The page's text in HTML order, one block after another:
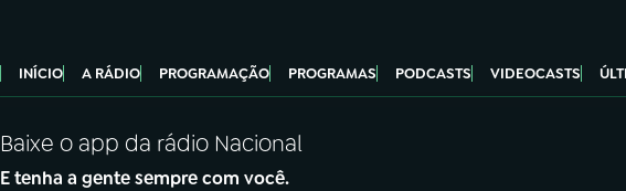
INÍCIO A RÁDIO PROGRAMAÇÃO PROGRAMAS PODCASTS VIDEOCASTS
Baixe o app da rádio Nacional
E tenha a gente sempre com você.